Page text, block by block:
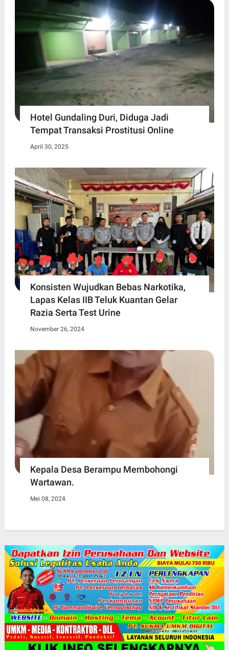
Hotel Gundaling Duri, Diduga Jadi
Tempat Transaksi Prostitusi Online
April 30, 2025
Konsisten Wujudkan Bebas Narkotika,
Lapas Kelas IIB Teluk Kuantan Gelar
Razia Serta Test Urine
November 26, 2024
Kepala Desa Berampu Membohongi
Wartawan.
Mei 08, 2024